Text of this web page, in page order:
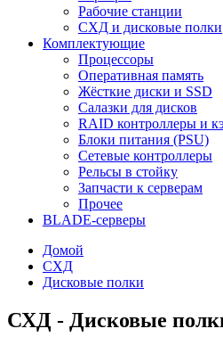
Рабочие станции
СХД и дисковые полки
Комплектующие
Процессоры
Оперативная память
Жёсткие диски и SSD
Салазки для дисков
RAID контроллеры и
Блоки питания (PSU)
Сетевые контроллеры
Рельсы в стойку
Запчасти к серверам
Прочее
BLADE-серверы
Домой
СХД
Дисковые полки
СХД - Дисковые